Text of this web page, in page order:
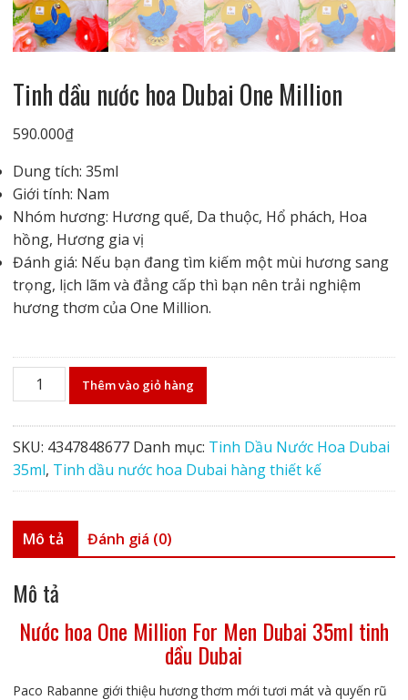
Tinh dầu nước hoa Dubai One Million
590.000₫
Dung tích: 35ml
Giới tính: Nam
Nhóm hương: Hương quế, Da thuộc, Hổ phách, Hoa
hồng, Hương gia vị
Đánh giá: Nếu bạn đang tìm kiếm một mùi hương sang
trọng, lịch lãm và đẳng cấp thì bạn nên trải nghiệm
hương thơm của One Million.
Tinh
dầu
nước
hoa
Dubai
One
số
lượng
Thêm vào giỏ hàng
SKU: 4347848677 Danh mục: Tinh Dầu Nước Hoa Dubai
35ml, Tinh dầu nước hoa Dubai hàng thiết kế
Mô tả Đánh giá (0)
Mô tả
Nước hoa One Million For Men Dubai 35ml tinh
dầu Dubai
Paco Rabanne giới thiệu hương thơm mới tươi mát và quyến rũ